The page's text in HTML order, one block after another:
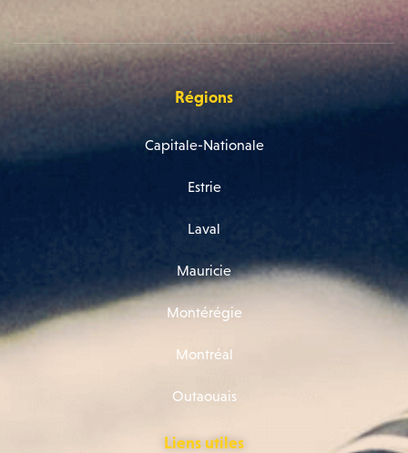
Régions
Capitale-Nationale
Estrie
Laval
Mauricie
Montérégie
Montréal
Outaouais
Liens utiles